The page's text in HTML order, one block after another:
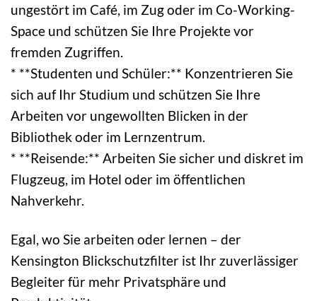
ungestört im Café, im Zug oder im Co-Working-
Space und schützen Sie Ihre Projekte vor
fremden Zugriffen.
* **Studenten und Schüler:** Konzentrieren Sie
sich auf Ihr Studium und schützen Sie Ihre
Arbeiten vor ungewollten Blicken in der
Bibliothek oder im Lernzentrum.
* **Reisende:** Arbeiten Sie sicher und diskret im
Flugzeug, im Hotel oder im öffentlichen
Nahverkehr.
Egal, wo Sie arbeiten oder lernen – der
Kensington Blickschutzfilter ist Ihr zuverlässiger
Begleiter für mehr Privatsphäre und